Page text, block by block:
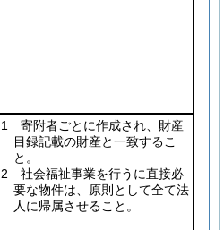
1 寄附者ごとに作成され、財産
目録記載の財産と一致するこ
と。
2 社会福祉事業を行うに直接必
要な物件は、原則として全て法
人に帰属させること。